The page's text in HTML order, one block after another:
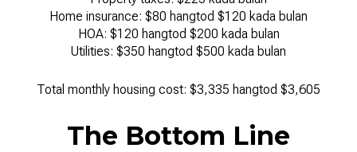
Home insurance: $80 hangtod $120 kada bulan
HOA: $120 hangtod $200 kada bulan
Utilities: $350 hangtod $500 kada bulan
Total monthly housing cost: $3,335 hangtod $3,605
The Bottom Line